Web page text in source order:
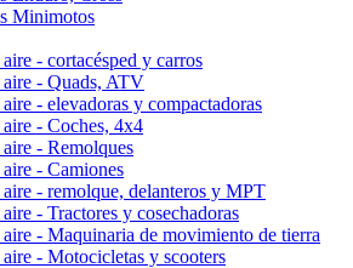
Minimotos
- cortacésped y carros
aire - Quads, ATV
- elevadoras y compactadoras
aire - Coches, 4x4
- Remolques
- Camiones
aire - remolque, delanteros y MPT
- Tractores y cosechadoras
aire - Maquinaria de movimiento de tierra
aire - Motocicletas y scooters